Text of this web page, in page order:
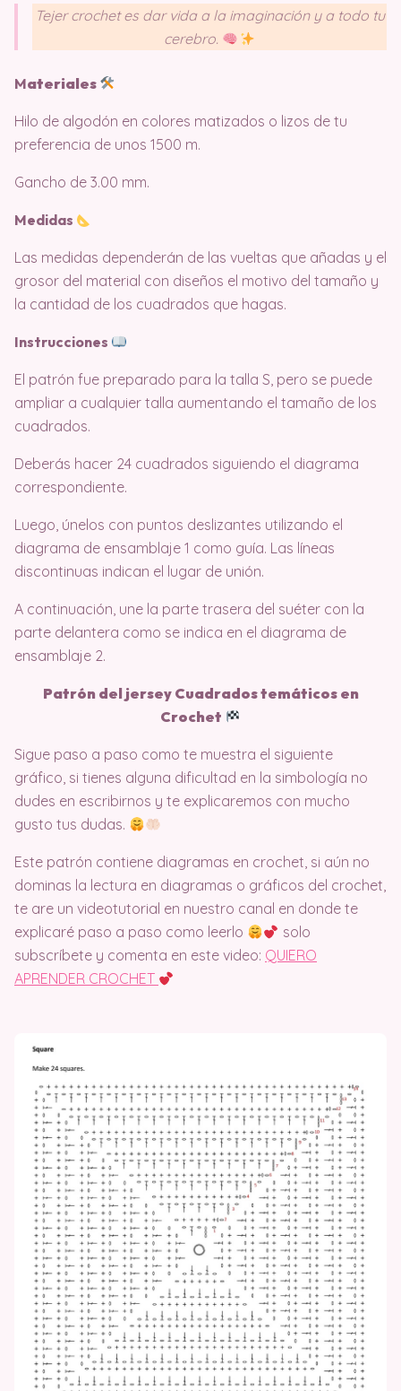
Tejer crochet es dar vida a la imaginación y a todo tu
cerebro.
Materiales
Hilo de algodón en colores matizados o lizos de tu
preferencia de unos 1500 m.
Gancho de 3.00 mm.
Medidas
Las medidas dependerán de las vueltas que añadas y el
grosor del material con diseños el motivo del tamaño y
la cantidad de los cuadrados que hagas.
Instrucciones
El patrón fue preparado para la talla S, pero se puede
ampliar a cualquier talla aumentando el tamaño de los
cuadrados.
Deberás hacer 24 cuadrados siguiendo el diagrama
correspondiente.
Luego, únelos con puntos deslizantes utilizando el
diagrama de ensamblaje 1 como guía. Las líneas
discontinuas indican el lugar de unión.
A continuación, une la parte trasera del suéter con la
parte delantera como se indica en el diagrama de
ensamblaje 2.
Patrón del jersey Cuadrados temáticos en
Crochet
Sigue paso a paso como te muestra el siguiente
gráfico, si tienes alguna dificultad en la simbología no
dudes en escribirnos y te explicaremos con mucho
gusto tus dudas.
Este patrón contiene diagramas en crochet, si aún no
dominas la lectura en diagramas o gráficos del crochet,
te are un videotutorial en nuestro canal en donde te
explicaré paso a paso como leerlo
solo
subscríbete y comenta en este video: QUIERO
APRENDER CROCHET